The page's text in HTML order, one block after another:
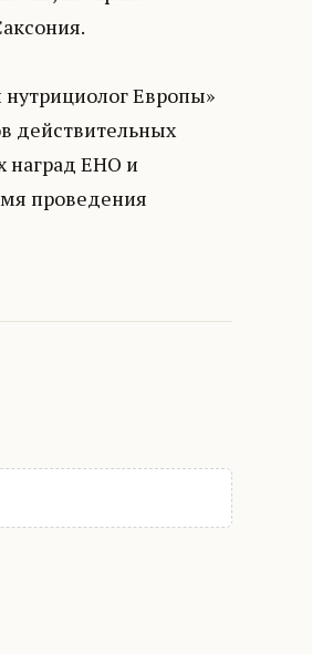
Европы»
действительных
наград ЕНО и
проведения